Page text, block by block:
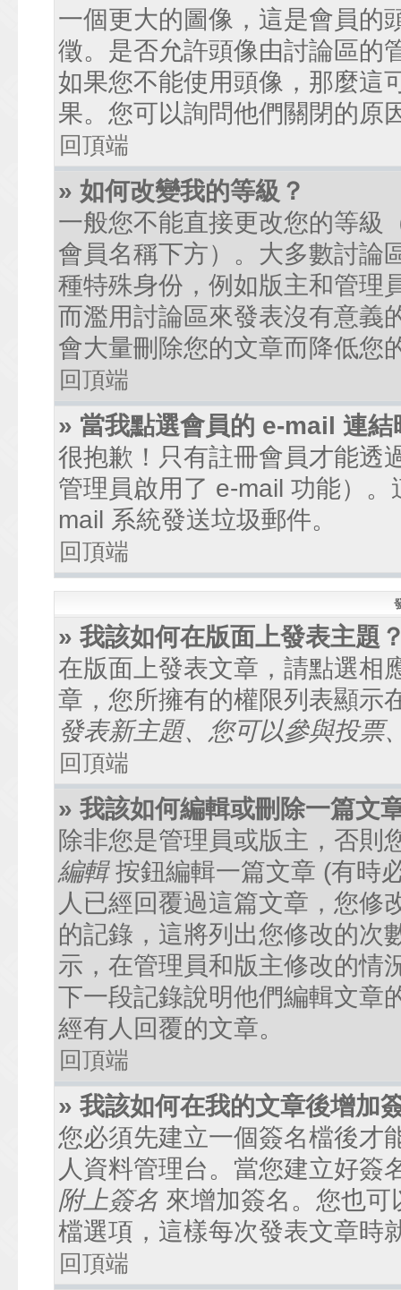
一個更大的圖像，這是會員的
徵。是否允許頭像由討論區的
如果您不能使用頭像，那麼這
果。您可以詢問他們關閉的原
回頂端
» 如何改變我的等級？
一般您不能直接更改您的等級
會員名稱下方）。大多數討論
種特殊身份，例如版主和管理
而濫用討論區來發表沒有意義
會大量刪除您的文章而降低您
回頂端
» 當我點選會員的 e-mail 連
很抱歉！只有註冊會員才能透
管理員啟用了 e-mail 功能）
mail 系統發送垃圾郵件。
回頂端
» 我該如何在版面上發表主題
在版面上發表文章，請點選相
章，您所擁有的權限列表顯示
發表新主題、您可以參與投票
回頂端
» 我該如何編輯或刪除一篇文
除非您是管理員或版主，否則
編輯按鈕編輯一篇文章 (有時
人已經回覆過這篇文章，您修
的記錄，這將列出您修改的次
示，在管理員和版主修改的情
下一段記錄說明他們編輯文章
經有人回覆的文章。
回頂端
» 我該如何在我的文章後增加
您必須先建立一個簽名檔後才
人資料管理台。當您建立好簽
附上簽名 來增加簽名。您也
檔選項，這樣每次發表文章時
回頂端